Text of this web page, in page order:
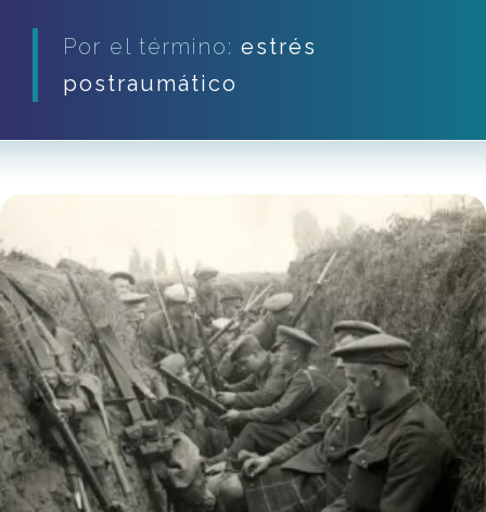
Por el término: estrés
postraumático